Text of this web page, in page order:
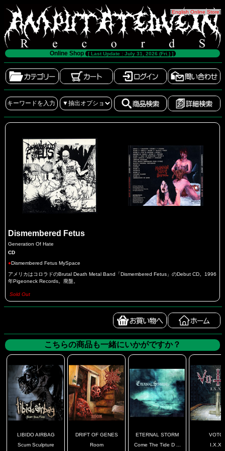
[English Online Store]
Online Shop [ Last Update : July 31, 2026 (Fri.) ]
Dismembered Fetus
Generation Of Hate
CD
●Dismembered Fetus MySpace
アメリカはコロラドのBrutal Death Metal Band「Dismembered Fetus」のDebut CD。1996
年Pigeoneck Records。廃盤。
Sold Out
こちらの商品も一緒にいかがですか？
LIBIDO AIRBAG
Scum Sculpture
DRIFT OF GENES
Room
ETERNAL STORM
Come The Tide D ...